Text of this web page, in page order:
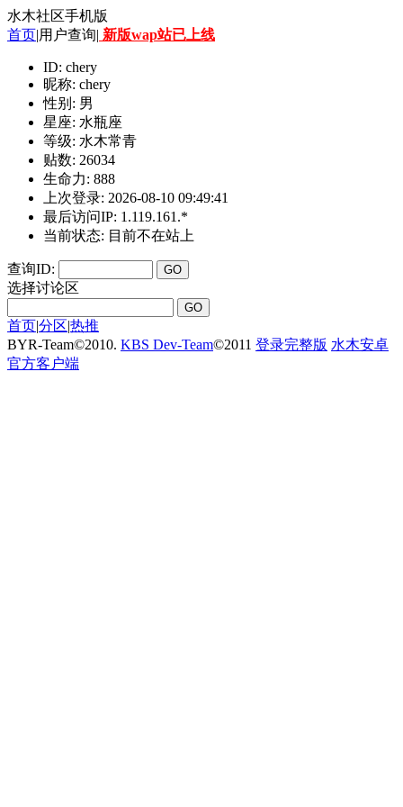
水木社区手机版
首页|用户查询| 新版wap站已上线
ID: chery
昵称: chery
性别: 男
星座: 水瓶座
等级: 水木常青
贴数: 26034
生命力: 888
上次登录: 2026-08-10 09:49:41
最后访问IP: 1.119.161.*
当前状态: 目前不在站上
查询ID:
选择讨论区
首页|分区|热推
BYR-Team©2010. KBS Dev-Team©2011 登录完整版 水木安卓
官方客户端